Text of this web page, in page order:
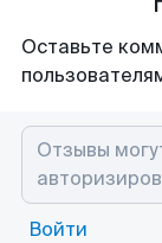
Оставьте
Войти